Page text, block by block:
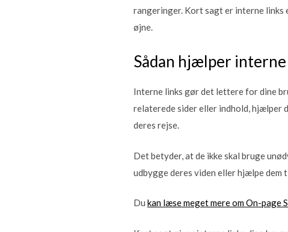
rangeringer. Kort sagt er interne
øjne.
Sådan hjælper
Interne links gør det lettere for dine
relaterede sider eller indhold, hjælper
deres rejse.
Det betyder, at de ikke skal bruge
udbygge deres viden eller hjælpe
Du kan læse meget mere om On-page